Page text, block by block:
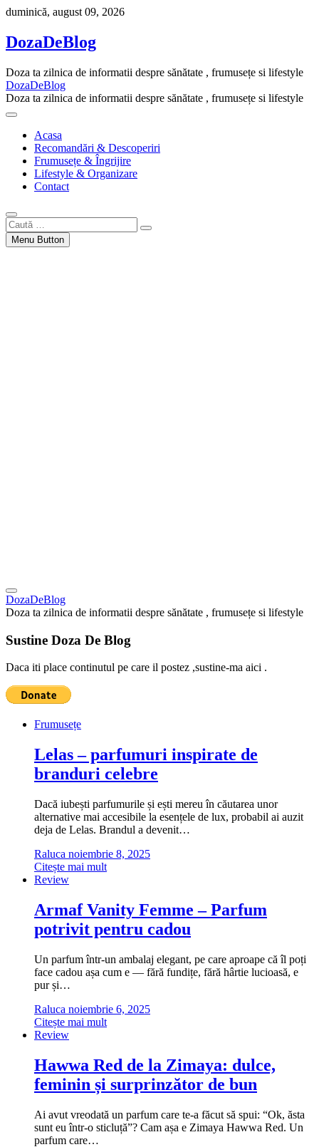
Skip
content
duminică, august 09, 2026
DozaDeBlog
Doza ta zilnica de informatii despre sănătate , frumusețe si lifestyle
DozaDeBlog
Doza ta zilnica de informatii despre sănătate , frumusețe si lifestyle
Acasa
Recomandări & Descoperiri
Frumusețe & Îngrijire
Lifestyle & Organizare
Contact
Caută
…Menu Button
DozaDeBlog
Doza ta zilnica de informatii despre sănătate , frumusețe si lifestyle
Sustine Doza De Blog
Daca iti place continutul pe care il postez ,sustine-ma aici .
Frumusețe
Lelas – parfumuri inspirate de
branduri celebre
Dacă iubești parfumurile și ești mereu în căutarea unor
alternative mai accesibile la esențele de lux, probabil ai auzit
deja de Lelas. Brandul a devenit…
Raluca noiembrie 8, 2025
Citește mai mult
Review
Armaf Vanity Femme – Parfum
potrivit pentru cadou
Un parfum într-un ambalaj elegant, pe care aproape că îl poți
face cadou așa cum e — fără fundițe, fără hârtie lucioasă, e
pur și…
Raluca noiembrie 6, 2025
Citește mai mult
Review
Hawwa Red de la Zimaya: dulce,
feminin și surprinzător de bun
Ai avut vreodată un parfum care te-a făcut să spui: “Ok, ăsta
sunt eu într-o sticluță”? Cam așa e Zimaya Hawwa Red. Un
parfum care…